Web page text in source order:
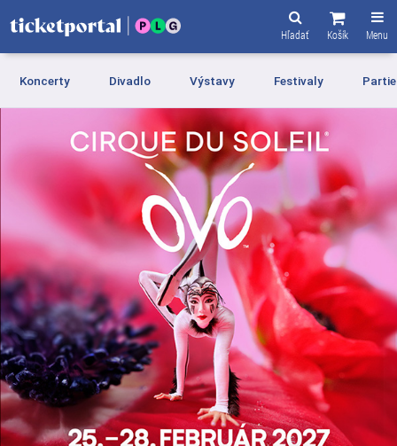
Menu
Košík
Hľadať
Koncerty Divadlo Výstavy Festivaly